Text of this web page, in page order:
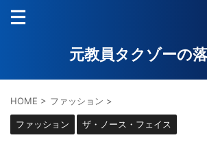
元教員タクゾーの
HOME > ファッション >
ファッション ザ・ノース・フェイス